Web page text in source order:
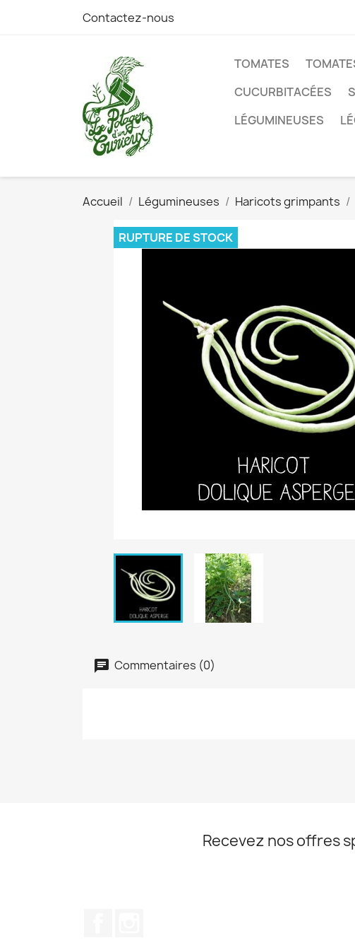
Contactez-nous
TOMATES
CUCURBITACÉES
LÉGUMINEUSES
Accueil Légumineuses Haricots grimpants
RUPTURE DE STOCK
Commentaires (0)
Recevez nos offres